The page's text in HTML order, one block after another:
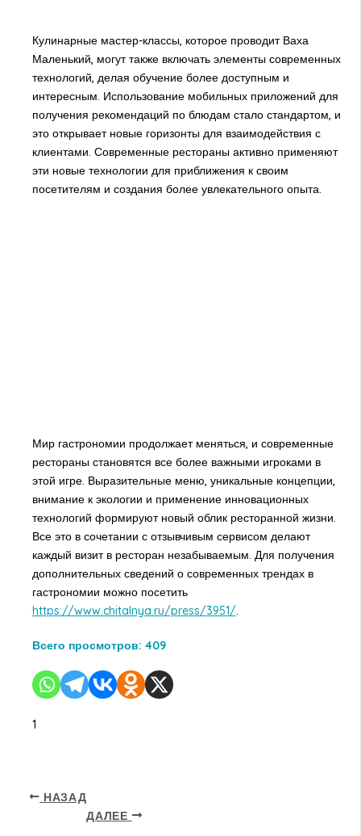
Кулинарные мастер-классы, которое проводит Ваха
Маленький, могут также включать элементы современных
технологий, делая обучение более доступным и
интересным. Использование мобильных приложений для
получения рекомендаций по блюдам стало стандартом, и
это открывает новые горизонты для взаимодействия с
клиентами. Современные рестораны активно применяют
эти новые технологии для приближения к своим
посетителям и создания более увлекательного опыта.
Мир гастрономии продолжает меняться, и современные
рестораны становятся все более важными игроками в
этой игре. Выразительные меню, уникальные концепции,
внимание к экологии и применение инновационных
технологий формируют новый облик ресторанной жизни.
Все это в сочетании с отзывчивым сервисом делают
каждый визит в ресторан незабываемым. Для получения
дополнительных сведений о современных трендах в
гастрономии можно посетить
https://www.chitalnya.ru/press/3951/.
Всего просмотров: 409
1
НАЗАД
ДАЛЕЕ